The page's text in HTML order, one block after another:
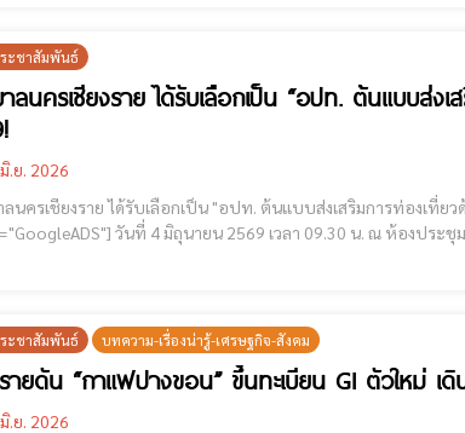
ะชาสัมพันธ์
าลนครเชียงราย ได้รับเลือกเป็น “อปท. ต้นแบบส่
.ย. 2026
นครเชียงราย ได้รับเลือกเป็น "อปท. ต้นแบบส่งเสริมการท่องเที่ยวด้วยอั
เวลา 09.30 น. ณ ห้องประชุมพญาพิภักดิ์ ศาลากลางจังหวัดเชียงราย นายนรศักดิ์ สุขสมบูรณ์ รองผู้ว่า
ะชาสัมพันธ์ บทความ-เรื่องน่ารู้-เศรษฐกิจ-สังคม
รายดัน “กาแฟปางขอน” ขึ้นทะเบียน GI ตัวใหม่
.ย. 2026